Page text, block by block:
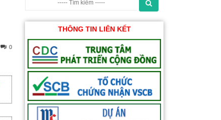
0
THÔNG TIN LIÊN KẾT